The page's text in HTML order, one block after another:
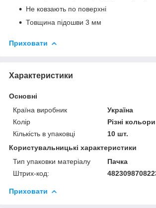
Не ковзають по поверхні
Товщина підошви 3 мм
Приховати
Характеристики
Основні
Країна виробник
Україна
Колір
Різні кольори
Кількість в упаковці
10 шт.
Користувальницькі характеристики
Тип упаковки матеріалу
Пачка
Штрих-код:
Приховати